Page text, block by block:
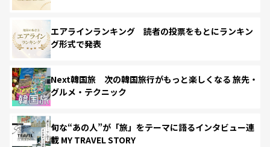
エアラインランキング 読者の投票をもとにランキン
グ形式で発表
Next韓国旅 次の韓国旅行がもっと楽しくなる 旅先・
グルメ・テクニック
旬な“あの人”が「旅」をテーマに語るインタビュー連
載 MY TRAVEL STORY